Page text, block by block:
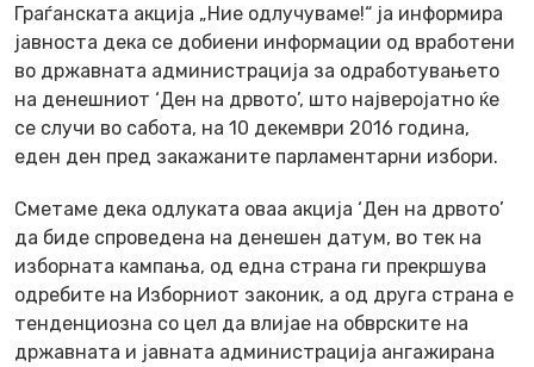
Граѓанската акција „Ние одлучуваме!“ ја информира
јавноста дека се добиени информации од вработени
во државната администрација за одработувањето
на денешниот ‘Ден на дрвото’, што најверoјатно ќе
се случи во сабота, на 10 декември 2016 година,
еден ден пред закажаните парламентарни избори.
Сметаме дека одлуката оваа акција ‘Ден на дрвото’
да биде спроведена на денешен датум, во тек на
изборната кампања, од една страна ги прекршува
одребите на Изборниот законик, а од друга страна е
тенденциозна со цел да влијае на обврските на
државната и јавната администрација ангажирана